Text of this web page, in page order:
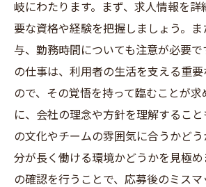
岐にわたります。まず、求人情報を詳
要な資格や経験を把握しましょう。
与、勤務時間についても注意が必要で
の仕事は、利用者の生活を支える重
ので、その覚悟を持って臨むことが求
に、会社の理念や方針を理解するこ
の文化やチームの雰囲気に合うかど
分が長く働ける環境かどうかを見極め
の確認を行うことで、応募後のミス